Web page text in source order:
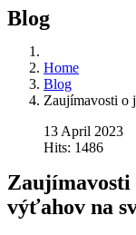
Blog
Home
Blog
Zaujímavosti o
13 April 2023
Hits: 1486
Zaujímavosti
výťahov na